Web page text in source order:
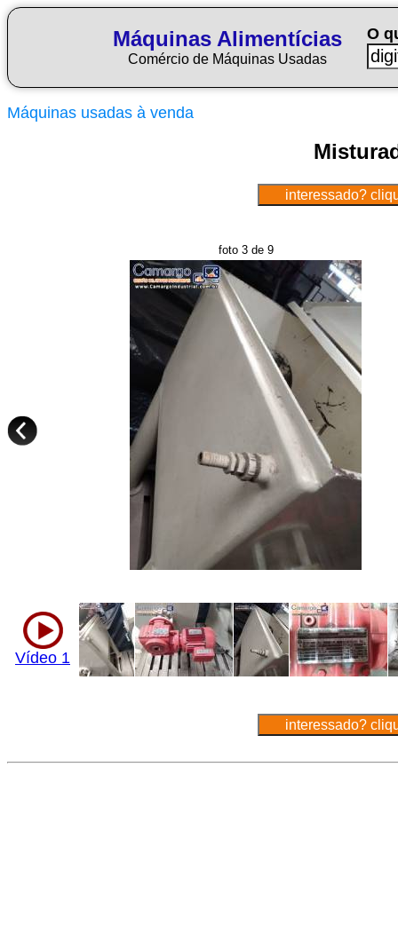
Máquinas Alimentícias
Comércio de Máquinas Usadas
O
Máquinas usadas à venda
foto 3 de 9
Vídeo 1